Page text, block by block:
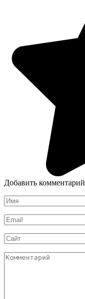
Добавить комментарий
Имя
*
Email
*
Сайт
Комментарий